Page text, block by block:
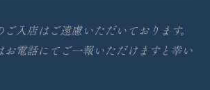
入店はご遠慮いただいております。
電話にてご一報いただけますと幸い